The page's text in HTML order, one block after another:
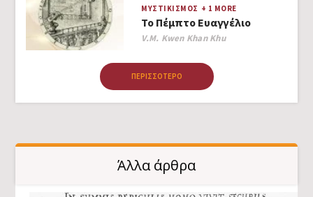
ΜΥΣΤΙΚΙΣΜΌΣ + 1 MORE
Το Πέμπτο Ευαγγέλιο
Author
V.M. Kwen Khan Khu
ΠΕΡΙΣΣΌΤΕΡΟ
Άλλα άρθρα